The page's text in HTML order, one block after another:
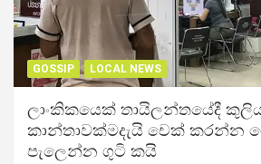
GOSSIP LOCAL NEWS
ලාංකිකයෙක් තායිලන්තයේදී
කාන්තාවක්මදැයි චෙක් කරන්න
පැලෙන්න ගුටි කයි